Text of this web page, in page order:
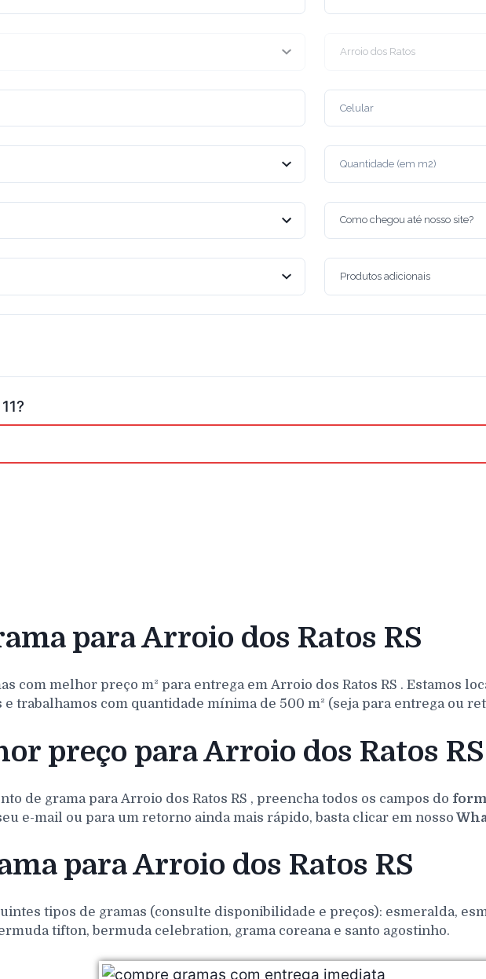
para Arroio dos Ratos RS
com melhor preço m² para entrega em Arroio dos Ratos RS . Estamos
trabalhamos com quantidade mínima de 500 m² (seja para entrega ou
preço para Arroio dos Ratos
de grama para Arroio dos Ratos RS , preencha todos os campos do
e-mail ou para um retorno ainda mais rápido, basta clicar em nosso
para Arroio dos Ratos RS
tipos de gramas (consulte disponibilidade e preços): esmeralda,
tifton, bermuda celebration, grama coreana e santo agostinho.